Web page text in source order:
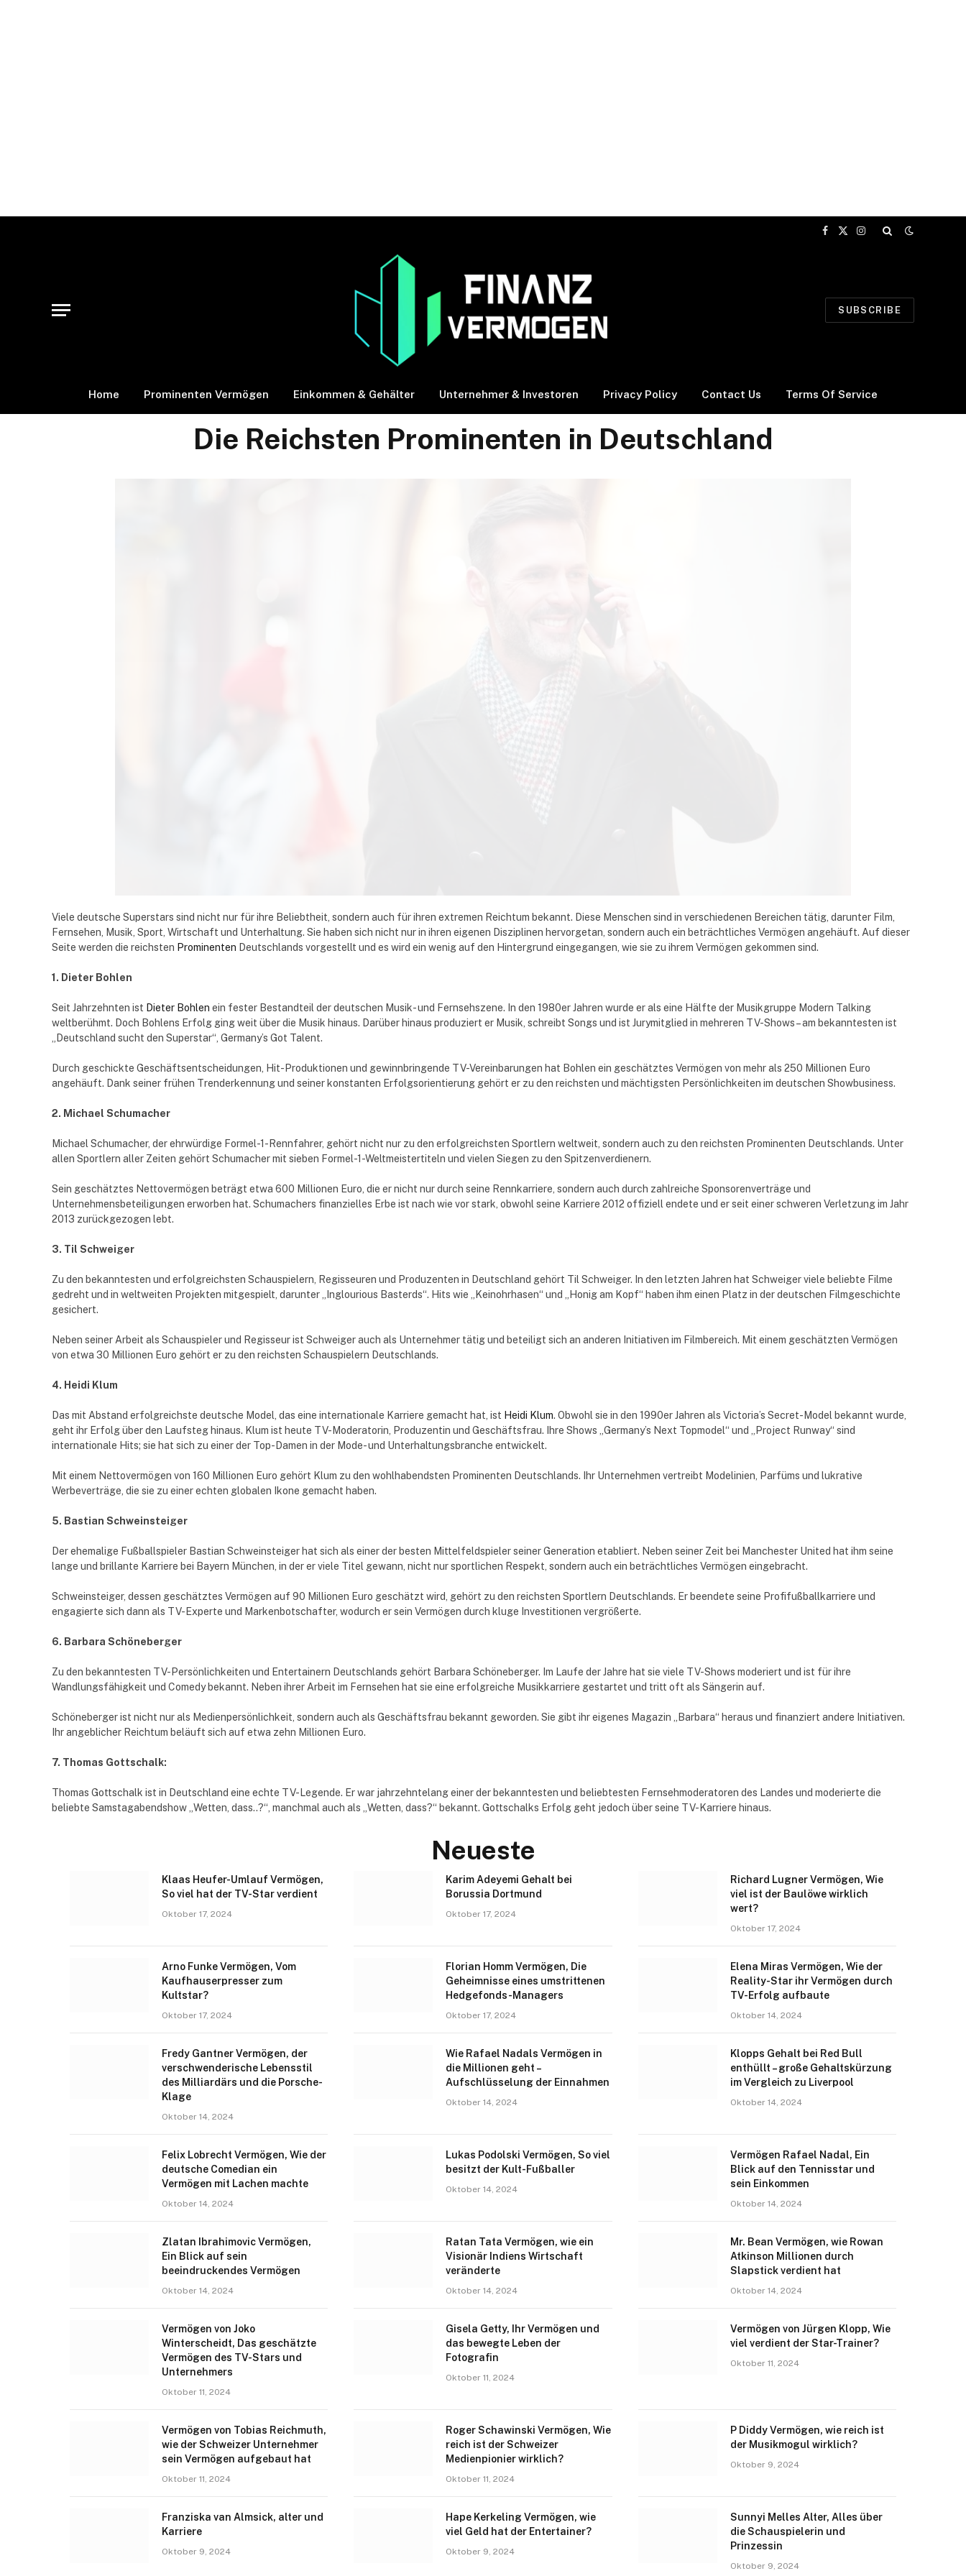
Facebook
X
Instagram
SUBSCRIBE
Home Prominenten Vermögen Einkommen & Gehälter Unternehmer & Investoren Privacy Policy Contact Us Terms Of Service
Die Reichsten Prominenten in Deutschland
Viele deutsche Superstars sind nicht nur für ihre Beliebtheit, sondern auch für ihren extremen Reichtum bekannt. Diese Menschen sind in verschiedenen Bereichen tätig, darunter Film,
Fernsehen, Musik, Sport, Wirtschaft und Unterhaltung. Sie haben sich nicht nur in ihren eigenen Disziplinen hervorgetan, sondern auch ein beträchtliches Vermögen angehäuft. Auf dieser
Seite werden die reichsten Prominenten Deutschlands vorgestellt und es wird ein wenig auf den Hintergrund eingegangen, wie sie zu ihrem Vermögen gekommen sind.
1. Dieter Bohlen
Seit Jahrzehnten ist Dieter Bohlen ein fester Bestandteil der deutschen Musik- und Fernsehszene. In den 1980er Jahren wurde er als eine Hälfte der Musikgruppe Modern Talking
weltberühmt. Doch Bohlens Erfolg ging weit über die Musik hinaus. Darüber hinaus produziert er Musik, schreibt Songs und ist Jurymitglied in mehreren TV-Shows – am bekanntesten ist
„Deutschland sucht den Superstar“, Germany’s Got Talent.
Durch geschickte Geschäftsentscheidungen, Hit-Produktionen und gewinnbringende TV-Vereinbarungen hat Bohlen ein geschätztes Vermögen von mehr als 250 Millionen Euro
angehäuft. Dank seiner frühen Trenderkennung und seiner konstanten Erfolgsorientierung gehört er zu den reichsten und mächtigsten Persönlichkeiten im deutschen Showbusiness.
2. Michael Schumacher
Michael Schumacher, der ehrwürdige Formel-1-Rennfahrer, gehört nicht nur zu den erfolgreichsten Sportlern weltweit, sondern auch zu den reichsten Prominenten Deutschlands. Unter
allen Sportlern aller Zeiten gehört Schumacher mit sieben Formel-1-Weltmeistertiteln und vielen Siegen zu den Spitzenverdienern.
Sein geschätztes Nettovermögen beträgt etwa 600 Millionen Euro, die er nicht nur durch seine Rennkarriere, sondern auch durch zahlreiche Sponsorenverträge und
Unternehmensbeteiligungen erworben hat. Schumachers finanzielles Erbe ist nach wie vor stark, obwohl seine Karriere 2012 offiziell endete und er seit einer schweren Verletzung im Jahr
2013 zurückgezogen lebt.
3. Til Schweiger
Zu den bekanntesten und erfolgreichsten Schauspielern, Regisseuren und Produzenten in Deutschland gehört Til Schweiger. In den letzten Jahren hat Schweiger viele beliebte Filme
gedreht und in weltweiten Projekten mitgespielt, darunter „Inglourious Basterds“. Hits wie „Keinohrhasen“ und „Honig am Kopf“ haben ihm einen Platz in der deutschen Filmgeschichte
gesichert.
Neben seiner Arbeit als Schauspieler und Regisseur ist Schweiger auch als Unternehmer tätig und beteiligt sich an anderen Initiativen im Filmbereich. Mit einem geschätzten Vermögen
von etwa 30 Millionen Euro gehört er zu den reichsten Schauspielern Deutschlands.
4. Heidi Klum
Das mit Abstand erfolgreichste deutsche Model, das eine internationale Karriere gemacht hat, ist Heidi Klum. Obwohl sie in den 1990er Jahren als Victoria’s Secret-Model bekannt wurde,
geht ihr Erfolg über den Laufsteg hinaus. Klum ist heute TV-Moderatorin, Produzentin und Geschäftsfrau. Ihre Shows „Germany’s Next Topmodel“ und „Project Runway“ sind
internationale Hits; sie hat sich zu einer der Top-Damen in der Mode- und Unterhaltungsbranche entwickelt.
Mit einem Nettovermögen von 160 Millionen Euro gehört Klum zu den wohlhabendsten Prominenten Deutschlands. Ihr Unternehmen vertreibt Modelinien, Parfüms und lukrative
Werbeverträge, die sie zu einer echten globalen Ikone gemacht haben.
5. Bastian Schweinsteiger
Der ehemalige Fußballspieler Bastian Schweinsteiger hat sich als einer der besten Mittelfeldspieler seiner Generation etabliert. Neben seiner Zeit bei Manchester United hat ihm seine
lange und brillante Karriere bei Bayern München, in der er viele Titel gewann, nicht nur sportlichen Respekt, sondern auch ein beträchtliches Vermögen eingebracht.
Schweinsteiger, dessen geschätztes Vermögen auf 90 Millionen Euro geschätzt wird, gehört zu den reichsten Sportlern Deutschlands. Er beendete seine Profifußballkarriere und
engagierte sich dann als TV-Experte und Markenbotschafter, wodurch er sein Vermögen durch kluge Investitionen vergrößerte.
6. Barbara Schöneberger
Zu den bekanntesten TV-Persönlichkeiten und Entertainern Deutschlands gehört Barbara Schöneberger. Im Laufe der Jahre hat sie viele TV-Shows moderiert und ist für ihre
Wandlungsfähigkeit und Comedy bekannt. Neben ihrer Arbeit im Fernsehen hat sie eine erfolgreiche Musikkarriere gestartet und tritt oft als Sängerin auf.
Schöneberger ist nicht nur als Medienpersönlichkeit, sondern auch als Geschäftsfrau bekannt geworden. Sie gibt ihr eigenes Magazin „Barbara“ heraus und finanziert andere Initiativen.
Ihr angeblicher Reichtum beläuft sich auf etwa zehn Millionen Euro.
7. Thomas Gottschalk:
Thomas Gottschalk ist in Deutschland eine echte TV-Legende. Er war jahrzehntelang einer der bekanntesten und beliebtesten Fernsehmoderatoren des Landes und moderierte die
beliebte Samstagabendshow „Wetten, dass..?“, manchmal auch als „Wetten, dass?“ bekannt. Gottschalks Erfolg geht jedoch über seine TV-Karriere hinaus.
Neueste
Klaas Heufer-Umlauf Vermögen,
So viel hat der TV-Star verdient
Oktober 17, 2024
Karim Adeyemi Gehalt bei
Borussia Dortmund
Oktober 17, 2024
Richard Lugner Vermögen, Wie
viel ist der Baulöwe wirklich
wert?
Oktober 17, 2024
Arno Funke Vermögen, Vom
Kaufhauserpresser zum
Kultstar?
Oktober 17, 2024
Florian Homm Vermögen, Die
Geheimnisse eines umstrittenen
Hedgefonds-Managers
Oktober 17, 2024
Elena Miras Vermögen, Wie der
Reality-Star ihr Vermögen durch
TV-Erfolg aufbaute
Oktober 14, 2024
Fredy Gantner Vermögen, der
verschwenderische Lebensstil
des Milliardärs und die Porsche-
Klage
Oktober 14, 2024
Wie Rafael Nadals Vermögen in
die Millionen geht –
Aufschlüsselung der Einnahmen
Oktober 14, 2024
Klopps Gehalt bei Red Bull
enthüllt – große Gehaltskürzung
im Vergleich zu Liverpool
Oktober 14, 2024
Felix Lobrecht Vermögen, Wie der
deutsche Comedian ein
Vermögen mit Lachen machte
Oktober 14, 2024
Lukas Podolski Vermögen, So viel
besitzt der Kult-Fußballer
Oktober 14, 2024
Vermögen Rafael Nadal, Ein
Blick auf den Tennisstar und
sein Einkommen
Oktober 14, 2024
Zlatan Ibrahimovic Vermögen,
Ein Blick auf sein
beeindruckendes Vermögen
Oktober 14, 2024
Ratan Tata Vermögen, wie ein
Visionär Indiens Wirtschaft
veränderte
Oktober 14, 2024
Mr. Bean Vermögen, wie Rowan
Atkinson Millionen durch
Slapstick verdient hat
Oktober 14, 2024
Vermögen von Joko
Winterscheidt, Das geschätzte
Vermögen des TV-Stars und
Unternehmers
Oktober 11, 2024
Gisela Getty, Ihr Vermögen und
das bewegte Leben der
Fotografin
Oktober 11, 2024
Vermögen von Jürgen Klopp, Wie
viel verdient der Star-Trainer?
Oktober 11, 2024
Vermögen von Tobias Reichmuth,
wie der Schweizer Unternehmer
sein Vermögen aufgebaut hat
Oktober 11, 2024
Roger Schawinski Vermögen, Wie
reich ist der Schweizer
Medienpionier wirklich?
Oktober 11, 2024
P Diddy Vermögen, wie reich ist
der Musikmogul wirklich?
Oktober 9, 2024
Franziska van Almsick, alter und
Karriere
Oktober 9, 2024
Hape Kerkeling Vermögen, wie
viel Geld hat der Entertainer?
Oktober 9, 2024
Sunnyi Melles Alter, Alles über
die Schauspielerin und
Prinzessin
Oktober 9, 2024